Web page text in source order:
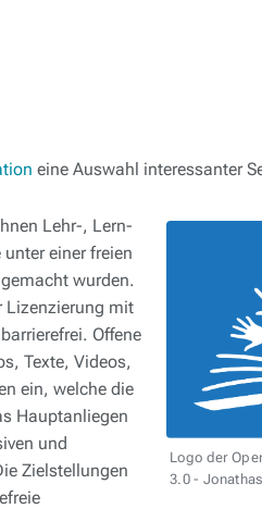
eine Auswahl interessanter
Logo der
3.0 -
Lehr-, Lern-
einer freien
wurden.
Lizenzierung mit
Offene
Texte, Videos,
ein, welche die
Hauptanliegen
und
Zielstellungen